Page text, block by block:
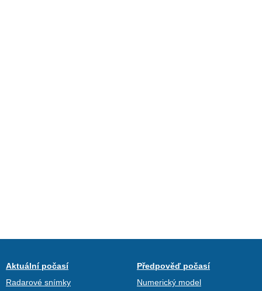
Aktuální počasí
Radarové snímky
Předpověď počasí
Numerický model